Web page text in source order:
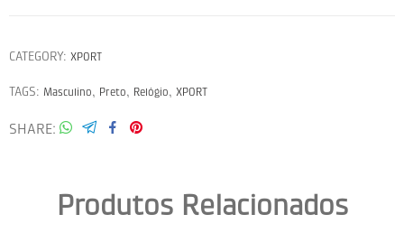
CATEGORY: XPORT
TAGS: Masculino, Preto, Relógio, XPORT
SHARE
Produtos Relacionados